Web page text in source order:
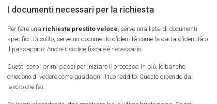
I documenti necessari per la richiesta
Per fare una richiesta prestito veloce , serve una lista di documenti
specifici. Di solito, serve un documento d’identità come la carta d’identità o
il passaporto. Anche il codice fiscale è necessario.
Questi sono i primi passi per iniziare il processo. In più, le banche
chiedono di vedere come guadagni il tuo reddito. Questo dipende dal
lavoro che fai.